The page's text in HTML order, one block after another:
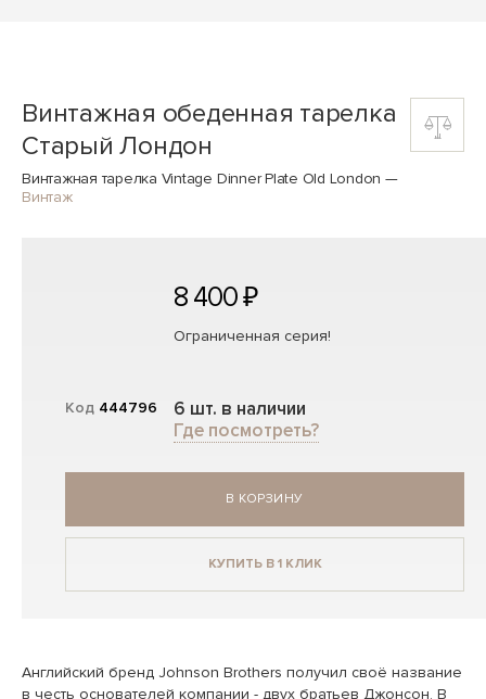
Винтажная обеденная тарелка
Старый Лондон
Винтажная тарелка Vintage Dinner Plate Old London —
Винтаж
Код 444796
8 400 ₽
Ограниченная серия!
6 шт. в наличии
Где посмотреть?
В КОРЗИНУ
КУПИТЬ В 1 КЛИК
Английский бренд Johnson Brothers получил своё название
в честь основателей компании - двух братьев Джонсон. В